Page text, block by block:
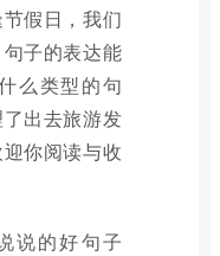
假日，我们
子的表达能
么类型的句
出去旅游发
你阅读与收
说的好句子